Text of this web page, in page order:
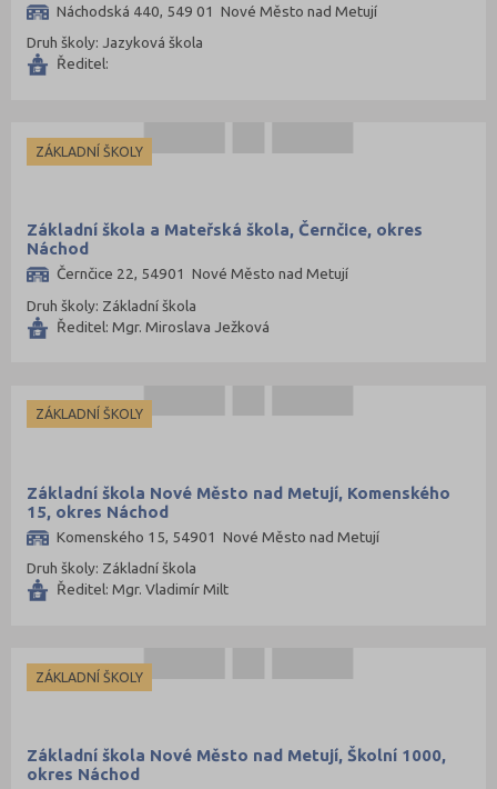
Náchodská 440, 549 01 Nové Město nad Metují
Druh školy: Jazyková škola
Ředitel:
ZÁKLADNÍ ŠKOLY
Základní škola a Mateřská škola, Černčice, okres
Náchod
Černčice 22, 54901 Nové Město nad Metují
Druh školy: Základní škola
Ředitel: Mgr. Miroslava Ježková
ZÁKLADNÍ ŠKOLY
Základní škola Nové Město nad Metují, Komenského
15, okres Náchod
Komenského 15, 54901 Nové Město nad Metují
Druh školy: Základní škola
Ředitel: Mgr. Vladimír Milt
ZÁKLADNÍ ŠKOLY
Základní škola Nové Město nad Metují, Školní 1000,
okres Náchod